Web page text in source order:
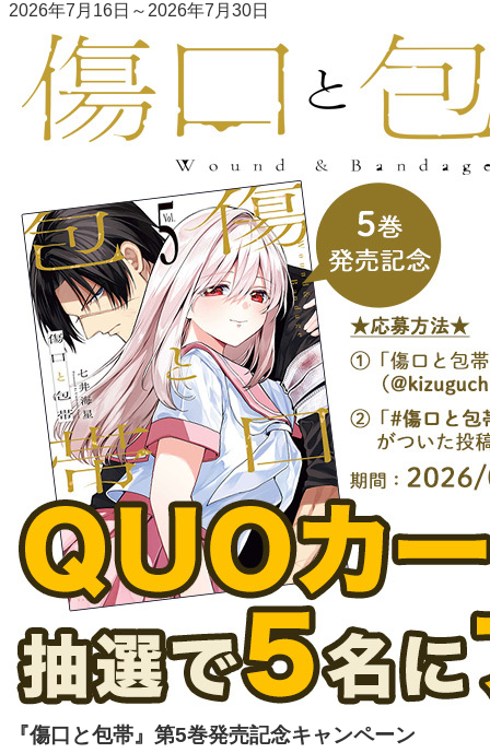
2026年7月16日～2026年7月30日
『傷口と包帯』第5巻発売記念キャンペーン